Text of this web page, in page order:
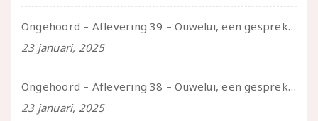
Ongehoord – Aflevering 39 – Ouwelui, een gesprek met Pepijn en Ivo over hun regenbooggezin, eigenzinnig ouder worden en Cruise Control
23 januari, 2025
Ongehoord – Aflevering 38 – Ouwelui, een gesprek met vreer over behoefte aan geborgenheid en het behouden van je idealen
23 januari, 2025